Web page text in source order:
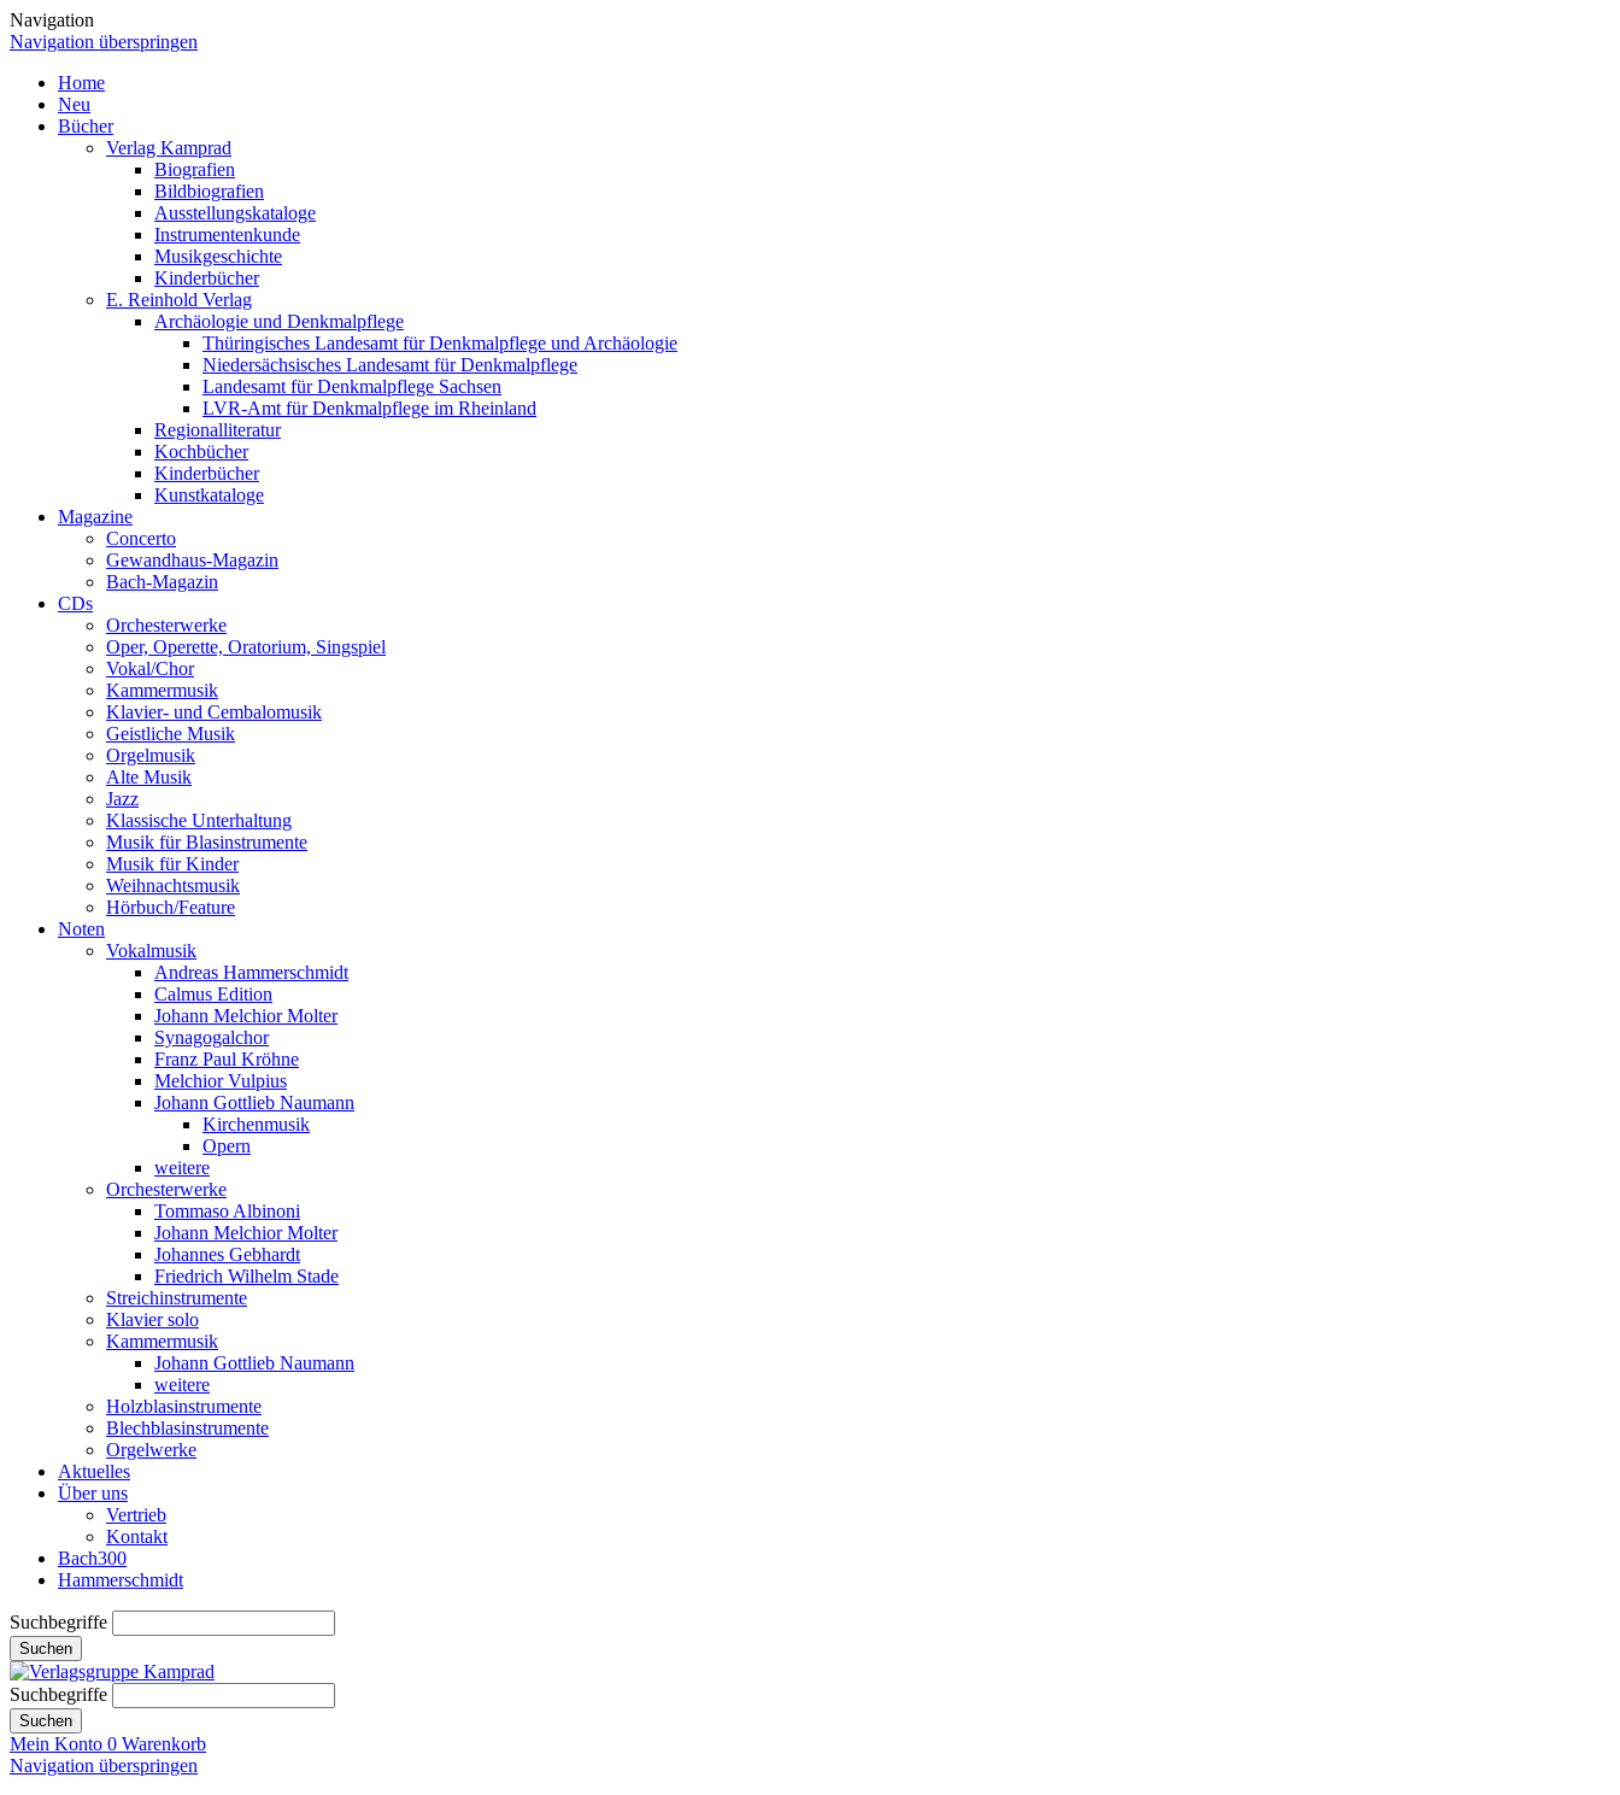
Navigation
Navigation überspringen
Home
Neu
Bücher
Verlag Kamprad
Biografien
Bildbiografien
Ausstellungskataloge
Instrumentenkunde
Musikgeschichte
Kinderbücher
E. Reinhold Verlag
Archäologie und Denkmalpflege
Thüringisches Landesamt für Denkmalpflege und Archäologie
Niedersächsisches Landesamt für Denkmalpflege
Landesamt für Denkmalpflege Sachsen
LVR-Amt für Denkmalpflege im Rheinland
Regionalliteratur
Kochbücher
Kinderbücher
Kunstkataloge
Magazine
Concerto
Gewandhaus-Magazin
Bach-Magazin
CDs
Orchesterwerke
Oper, Operette, Oratorium, Singspiel
Vokal/Chor
Kammermusik
Klavier- und Cembalomusik
Geistliche Musik
Orgelmusik
Alte Musik
Jazz
Klassische Unterhaltung
Musik für Blasinstrumente
Musik für Kinder
Weihnachtsmusik
Hörbuch/Feature
Noten
Vokalmusik
Andreas Hammerschmidt
Calmus Edition
Johann Melchior Molter
Synagogalchor
Franz Paul Kröhne
Melchior Vulpius
Johann Gottlieb Naumann
Kirchenmusik
Opern
weitere
Orchesterwerke
Tommaso Albinoni
Johann Melchior Molter
Johannes Gebhardt
Friedrich Wilhelm Stade
Streichinstrumente
Klavier solo
Kammermusik
Johann Gottlieb Naumann
weitere
Holzblasinstrumente
Blechblasinstrumente
Orgelwerke
Aktuelles
Über uns
Vertrieb
Kontakt
Bach300
Hammerschmidt
Suchbegriffe
Suchen
Suchbegriffe
Suchen
Mein Konto 0 Warenkorb
Navigation überspringen